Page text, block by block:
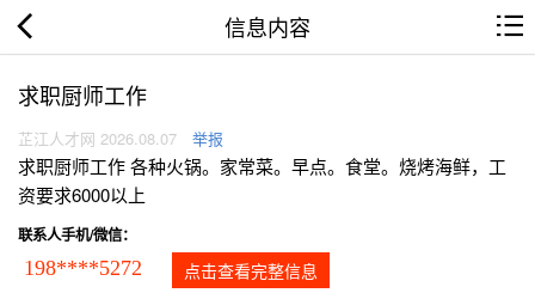
信息内容
求职厨师工作
芷江人才网 2026.08.07 举报
求职厨师工作 各种火锅。家常菜。早点。食堂。烧烤海鲜，工
资要求6000以上
联系人手机/微信：
198****5272 点击查看完整信息